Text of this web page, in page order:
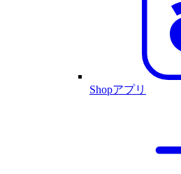
Shopアプリ